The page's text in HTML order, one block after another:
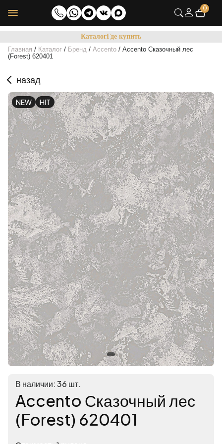
0
КаталогГде купить
Главная / Каталог / Бренд / Accento / Accento Сказочный лес
(Forest) 620401
назад
NEW HIT
В наличии: 36 шт.
Accento Сказочный лес
(Forest) 620401